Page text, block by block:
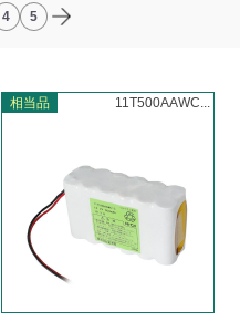
4 5
相当品 11T500AAWC...